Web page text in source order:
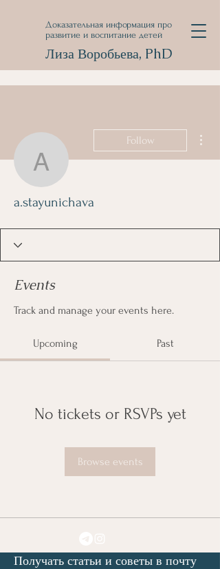
Доказательная информация про
развитие и воспитание детей
Лиза Воробьева, PhD
a.stayunichava
Follow
a.stayunichava
Events
Track and manage your events here.
Upcoming Past
No tickets or RSVPs yet
Browse events
Получать статьи и советы в почту